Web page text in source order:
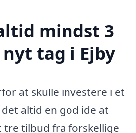
mindst 3
tag i Ejby
at skulle investere i et
altid en god ide at
tre tilbud fra forskellige